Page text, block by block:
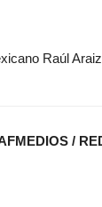
Raúl
/